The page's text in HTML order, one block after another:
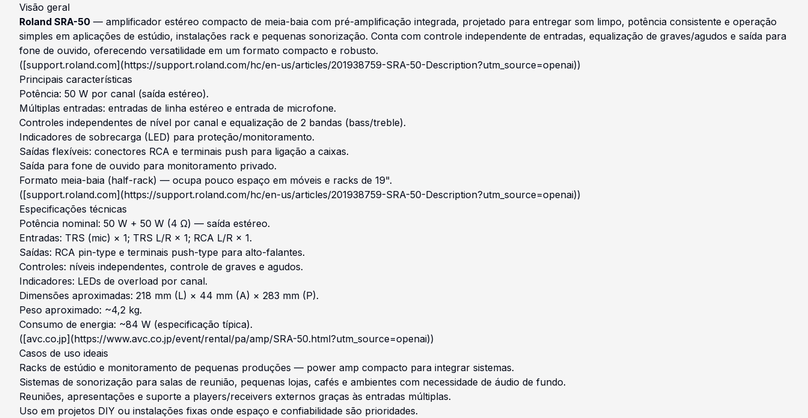
Visão geral
Roland SRA-50 — amplificador estéreo compacto de meia-baia com pré-amplificação integrada, projetado para entregar som limpo, potência consistente e operação
simples em aplicações de estúdio, instalações rack e pequenas sonorização. Conta com controle independente de entradas, equalização de graves/agudos e saída para
fone de ouvido, oferecendo versatilidade em um formato compacto e robusto.
([support.roland.com](https://support.roland.com/hc/en-us/articles/201938759-SRA-50-Description?utm_source=openai))
Principais características
Potência: 50 W por canal (saída estéreo).
Múltiplas entradas: entradas de linha estéreo e entrada de microfone.
Controles independentes de nível por canal e equalização de 2 bandas (bass/treble).
Indicadores de sobrecarga (LED) para proteção/monitoramento.
Saídas flexíveis: conectores RCA e terminais push para ligação a caixas.
Saída para fone de ouvido para monitoramento privado.
Formato meia-baia (half-rack) — ocupa pouco espaço em móveis e racks de 19".
([support.roland.com](https://support.roland.com/hc/en-us/articles/201938759-SRA-50-Description?utm_source=openai))
Especificações técnicas
Potência nominal: 50 W + 50 W (4 Ω) — saída estéreo.
Entradas: TRS (mic) × 1; TRS L/R × 1; RCA L/R × 1.
Saídas: RCA pin-type e terminais push-type para alto-falantes.
Controles: níveis independentes, controle de graves e agudos.
Indicadores: LEDs de overload por canal.
Dimensões aproximadas: 218 mm (L) × 44 mm (A) × 283 mm (P).
Peso aproximado: ~4,2 kg.
Consumo de energia: ~84 W (especificação típica).
([avc.co.jp](https://www.avc.co.jp/event/rental/pa/amp/SRA-50.html?utm_source=openai))
Casos de uso ideais
Racks de estúdio e monitoramento de pequenas produções — power amp compacto para integrar sistemas.
Sistemas de sonorização para salas de reunião, pequenas lojas, cafés e ambientes com necessidade de áudio de fundo.
Reuniões, apresentações e suporte a players/receivers externos graças às entradas múltiplas.
Uso em projetos DIY ou instalações fixas onde espaço e confiabilidade são prioridades.